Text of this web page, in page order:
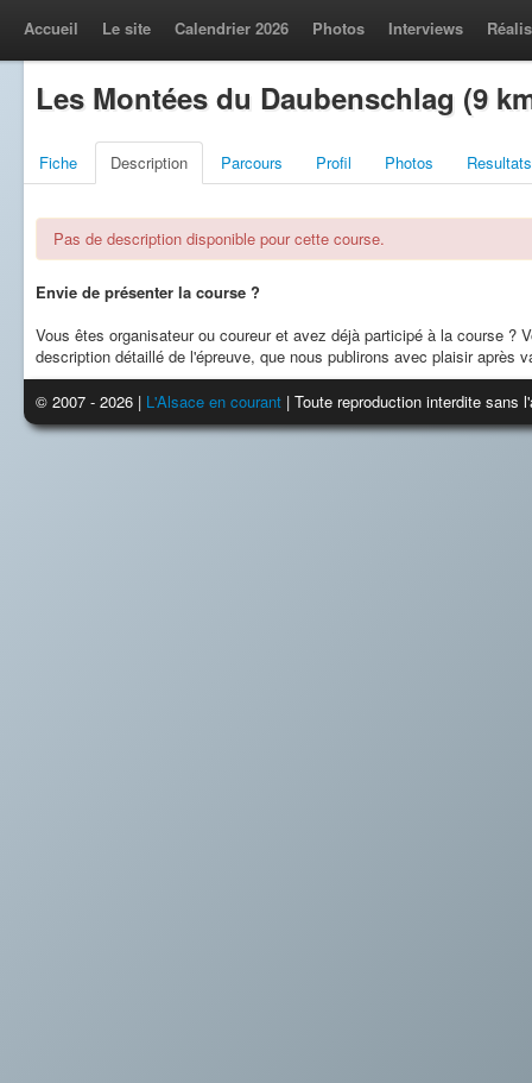
Accueil Le site Calendrier 2026 Photos Interviews
Les Montées du Daubenschlag (9
Fiche Description Parcours Profil Photos Resultats
Pas de description disponible pour cette course.
Envie de présenter la course ?
Vous êtes organisateur ou coureur et avez déjà participé à la course ?
description détaillé de l'épreuve, que nous publirons avec plaisir après
© 2007 - 2026 | L'Alsace en courant | Toute reproduction interdite sans